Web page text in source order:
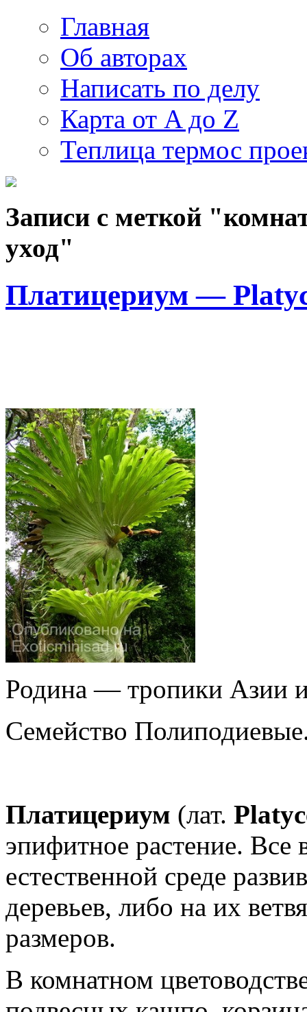
Главная
Об авторах
Написать по делу
Карта от A до Z
Теплица термос
Записи с меткой
уход"
Платицериум —
Родина — тропики Азии
Семейство
Платицериум (лат.
эпифитное растение. Все
естественной среде
деревьев, либо на их
размеров.
В комнатном